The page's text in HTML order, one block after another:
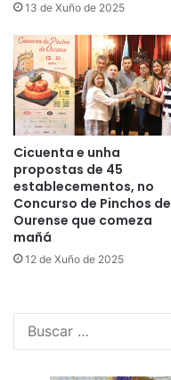
13 de Xuño de 2025
Cicuenta e unha
propostas de 45
establecementos, no
Concurso de Pinchos de
Ourense que comeza
mañá
12 de Xuño de 2025